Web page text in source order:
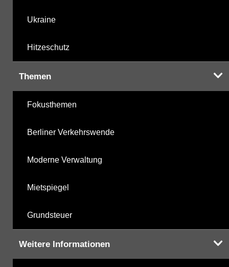
Ukraine
Hitzeschutz
Themen
Fokusthemen
Berliner Verkehrswende
Moderne Verwaltung
Mietspiegel
Grundsteuer
Weitere Informationen